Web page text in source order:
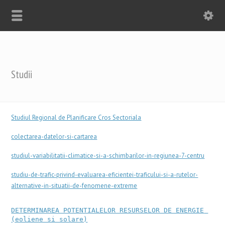
Studii
Studiul Regional de Planificare Cros Sectoriala
colectarea-datelor-si-cartarea
studiul-variabilitatii-climatice-si-a-schimbarilor-in-regiunea-7-centru
studiu-de-trafic-privind-evaluarea-eficientei-traficului-si-a-rutelor-
alternative-in-situatii-de-fenomene-extreme
DETERMINAREA POTENTIALELOR RESURSELOR DE ENERGIE